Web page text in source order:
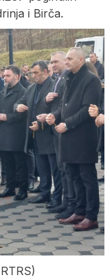
i Birča.